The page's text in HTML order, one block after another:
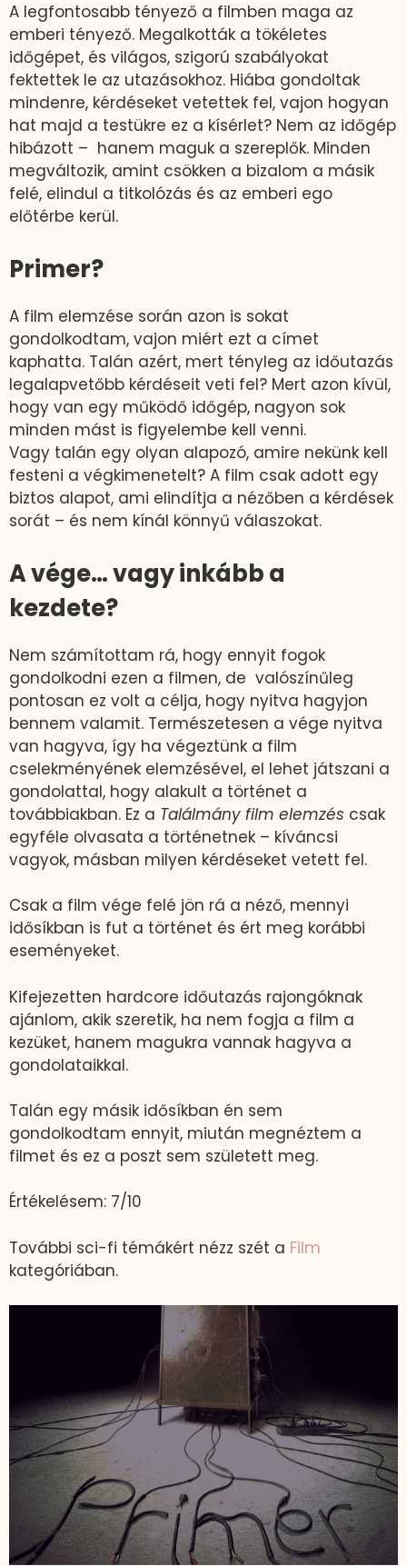
A legfontosabb tényező a filmben maga az
emberi tényező. Megalkották a tökéletes
időgépet, és világos, szigorú szabályokat
fektettek le az utazásokhoz. Hiába gondoltak
mindenre, kérdéseket vetettek fel, vajon hogyan
hat majd a testükre ez a kísérlet? Nem az időgép
hibázott – hanem maguk a szereplők. Minden
megváltozik, amint csökken a bizalom a másik
felé, elindul a titkolózás és az emberi ego
előtérbe kerül.
Primer?
A film elemzése során azon is sokat
gondolkodtam, vajon miért ezt a címet
kaphatta. Talán azért, mert tényleg az időutazás
legalapvetőbb kérdéseit veti fel? Mert azon kívül,
hogy van egy működő időgép, nagyon sok
minden mást is figyelembe kell venni.
Vagy talán egy olyan alapozó, amire nekünk kell
festeni a végkimenetelt? A film csak adott egy
biztos alapot, ami elindítja a nézőben a kérdések
sorát – és nem kínál könnyű válaszokat.
A vége… vagy inkább a
kezdete?
Nem számítottam rá, hogy ennyit fogok
gondolkodni ezen a filmen, de valószínűleg
pontosan ez volt a célja, hogy nyitva hagyjon
bennem valamit. Természetesen a vége nyitva
van hagyva, így ha végeztünk a film
cselekményének elemzésével, el lehet játszani a
gondolattal, hogy alakult a történet a
továbbiakban. Ez a Találmány film elemzés csak
egyféle olvasata a történetnek – kíváncsi
vagyok, másban milyen kérdéseket vetett fel.
Csak a film vége felé jön rá a néző, mennyi
idősíkban is fut a történet és ért meg korábbi
eseményeket.
Kifejezetten hardcore időutazás rajongóknak
ajánlom, akik szeretik, ha nem fogja a film a
kezüket, hanem magukra vannak hagyva a
gondolataikkal.
Talán egy másik idősíkban én sem
gondolkodtam ennyit, miután megnéztem a
filmet és ez a poszt sem született meg.
Értékelésem: 7/10
További sci-fi témákért nézz szét a Film
kategóriában.